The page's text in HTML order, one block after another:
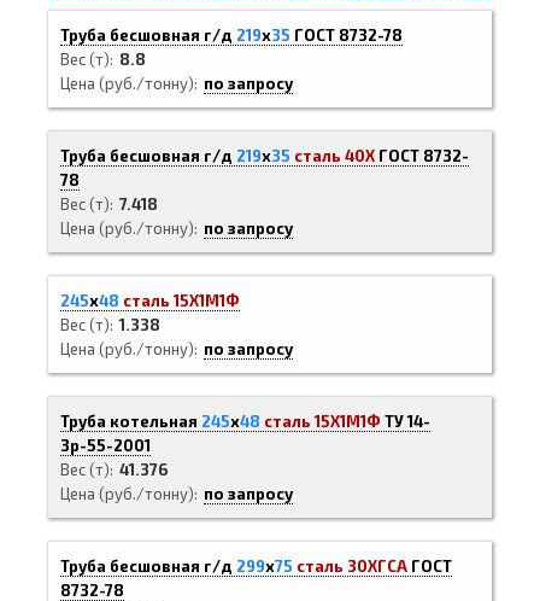
Труба бесшовная г/д 219х35 ГОСТ 8732-78
Вес (т)
8.8
Цена (руб./тонну)
по запросу
Труба бесшовная г/д 219х35 сталь 40Х ГОСТ 8732-
78
Вес (т) 7.418
Цена (руб./тонну)
по запросу
245х48 сталь 15Х1М1Ф
Вес (т) 1.338
Цена (руб./тонну)
по запросу
Труба котельная 245х48 сталь 15Х1М1Ф ТУ 14-
3р-55-2001
Вес (т) 41.376
Цена (руб./тонну)
по запросу
Труба бесшовная г/д 299х75 сталь 30ХГСА ГОСТ
8732-78